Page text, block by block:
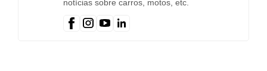
notícias sobre carros, motos, etc.